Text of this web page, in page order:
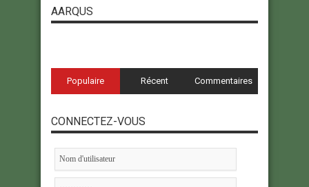
AARQUS
Populaire Récent Commentaires
CONNECTEZ-VOUS